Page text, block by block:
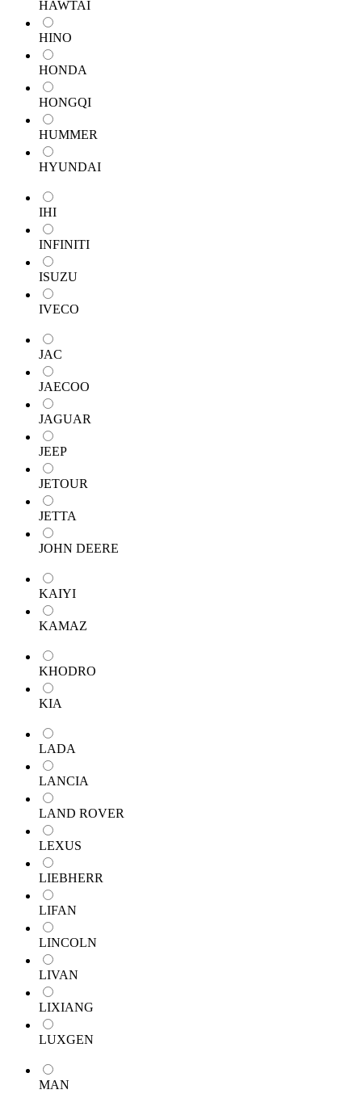
HAWTAI
HINO
HONDA
HONGQI
HUMMER
HYUNDAI
IHI
INFINITI
ISUZU
IVECO
JAC
JAECOO
JAGUAR
JEEP
JETOUR
JETTA
JOHN DEERE
KAIYI
KAMAZ
KHODRO
KIA
LADA
LANCIA
LAND ROVER
LEXUS
LIEBHERR
LIFAN
LINCOLN
LIVAN
LIXIANG
LUXGEN
MAN